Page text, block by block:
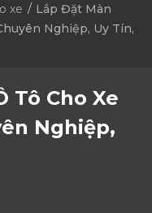
xe
Lắp Đặt Màn
Nghiệp, Uy Tín,
Tô Cho Xe
Nghiệp,